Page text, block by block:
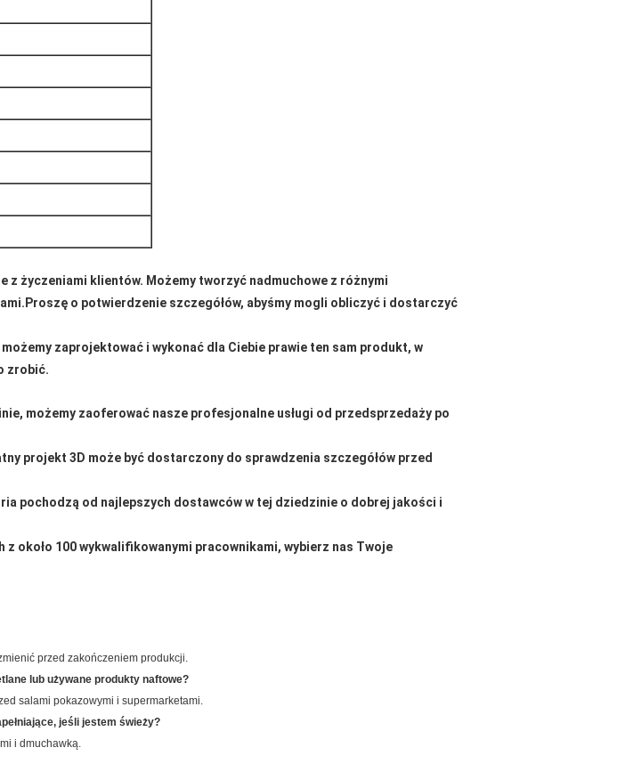
życzeniami klientów. Możemy tworzyć nadmuchowe z różnymi
o potwierdzenie szczegółów, abyśmy mogli obliczyć i dostarczyć
zaprojektować i wykonać dla Ciebie prawie ten sam produkt, w
zrobić.
możemy zaoferować nasze profesjonalne usługi od przedsprzedaży po
projekt 3D może być dostarczony do sprawdzenia szczegółów przed
pochodzą od najlepszych dostawców w tej dziedzinie o dobrej jakości i
około 100 wykwalifikowanymi pracownikami, wybierz nas Twoje
przed zakończeniem produkcji.
lub używane produkty naftowe?
salami pokazowymi i supermarketami.
jeśli jestem świeży?
i dmuchawką.